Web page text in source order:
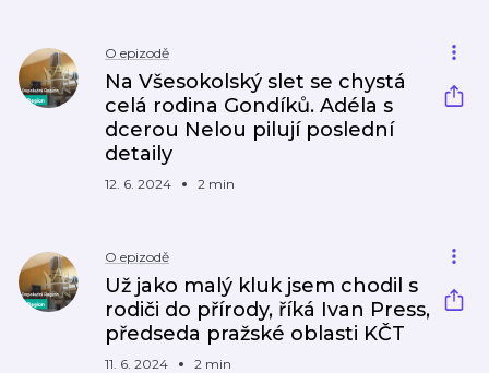
O epizodě
Na Všesokolský slet se chystá
celá rodina Gondíků. Adéla s
dcerou Nelou pilují poslední
detaily
12. 6. 2024 2 min
O epizodě
Už jako malý kluk jsem chodil s
rodiči do přírody, říká Ivan Press,
předseda pražské oblasti KČT
11. 6. 2024 2 min